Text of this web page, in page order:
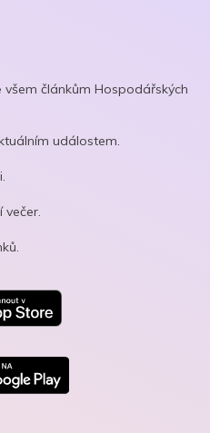
článkům Hospodářských
událostem.